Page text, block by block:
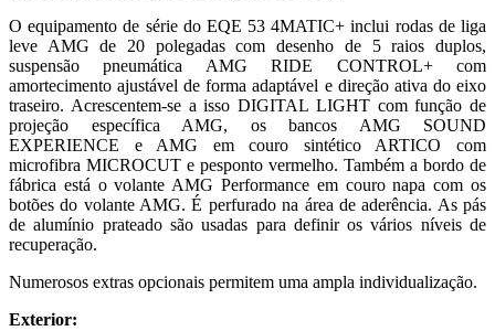
O equipamento de série do EQE 53 4MATIC+ inclui rodas de liga
leve AMG de 20 polegadas com desenho de 5 raios duplos,
suspensão pneumática AMG RIDE CONTROL+ com
amortecimento ajustável de forma adaptável e direção ativa do eixo
traseiro. Acrescentem-se a isso DIGITAL LIGHT com função de
projeção específica AMG, os bancos AMG SOUND
EXPERIENCE e AMG em couro sintético ARTICO com
microfibra MICROCUT e pesponto vermelho. Também a bordo de
fábrica está o volante AMG Performance em couro napa com os
botões do volante AMG. É perfurado na área de aderência. As pás
de alumínio prateado são usadas para definir os vários níveis de
recuperação.
Numerosos extras opcionais permitem uma ampla individualização.
Exterior: